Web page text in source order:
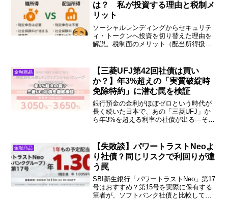
は？ 私が投資する理由と税制メ
リット
ソーシャルレンディングからセキュリテ
ィ・トークンへ投資を切り替えた理由を
解説。税制面のメリット（配当所得扱
いを紹介します。
金融商品
【三菱UFJ第42回社債は買い
か？】年3%超えの「実質破綻時
免除特約」に潜む罠を検証
銀行預金の金利がほぼゼロという時代が
長く続いた日本で、あの「三菱UFJ」か
ら年3%を超える利率の社債が出る—そん
債やインデックスファンドを軸に、とに
かく資産を減らさない...
金融商品
【失敗談】パワートラストNeoよ
り社債？同じリスクで利回りが違
う罠
SBI新生銀行「パワートラストNeo」第17
号はおすすめ？第15号を実際に保有する
筆者が、ソフトバンク社債と比較して